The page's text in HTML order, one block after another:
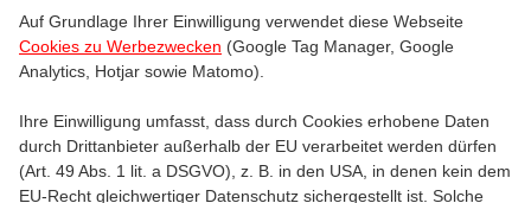
Auf Grundlage Ihrer Einwilligung verwendet diese Webseite
Cookies zu Werbezwecken (Google Tag Manager, Google
Analytics, Hotjar sowie Matomo).
Ihre Einwilligung umfasst, dass durch Cookies erhobene Daten
durch Drittanbieter außerhalb der EU verarbeitet werden dürfen
(Art. 49 Abs. 1 lit. a DSGVO), z. B. in den USA, in denen kein dem
EU-Recht gleichwertiger Datenschutz sichergestellt ist. Solche